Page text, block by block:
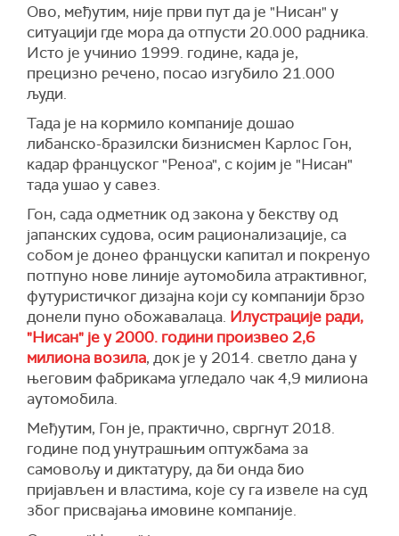
Ово, међутим, није први пут да је "Нисан" у
ситуацији где мора да отпусти 20.000 радника.
Исто је учинио 1999. године, када је,
прецизно речено, посао изгубило 21.000
људи.
Тада је на кормило компаније дошао
либанско-бразилски бизнисмен Карлос Гон,
кадар француског "Реноа", с којим је "Нисан"
тада ушао у савез.
Гон, сада одметник од закона у бекству од
јапанских судова, осим рационализације, са
собом је донео француски капитал и покренуо
потпуно нове линије аутомобила атрактивног,
футуристичког дизајна који су компанији брзо
донели пуно обожавалаца. Илустрације ради,
"Нисан" је у 2000. години произвео 2,6
милиона возила, док је у 2014. светло дана у
његовим фабрикама угледало чак 4,9 милиона
аутомобила.
Међутим, Гон је, практично, свргнут 2018.
године под унутрашњим оптужбама за
самовољу и диктатуру, да би онда био
пријављен и властима, које су га извеле на суд
због присвајања имовине компаније.